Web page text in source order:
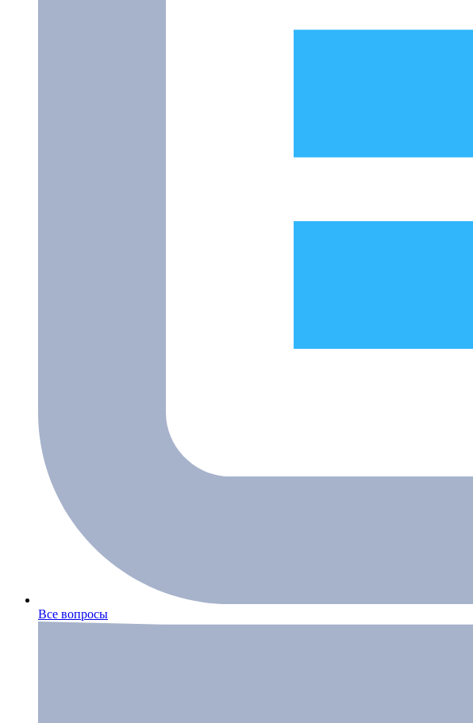
Все вопросы